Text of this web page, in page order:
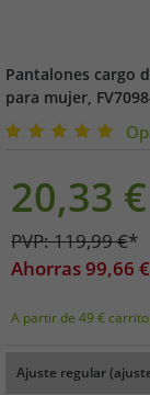
Pantalones cargo
para mujer,
20,33 €
PVP:119,99€*
Ahorras99,66
A partir de 49 €
Ajuste regular